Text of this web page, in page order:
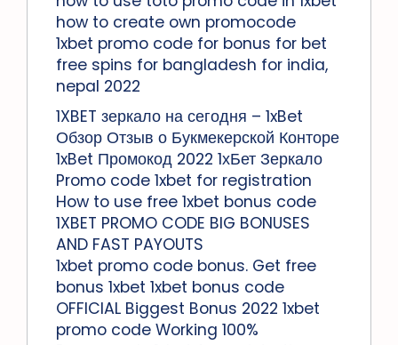
how to create own promocode
1xbet promo code for bonus for bet
free spins for bangladesh for india,
nepal 2022
1XBET зеркало на сегодня – 1xBet
Обзор Отзыв о Букмекерской Конторе
1xBet Промокод 2022 1хБет Зеркало
Promo code 1xbet for registration
How to use free 1xbet bonus code
1XBET PROMO CODE BIG BONUSES
AND FAST PAYOUTS
1xbet promo code bonus. Get free
bonus 1xbet 1xbet bonus code
OFFICIAL Biggest Bonus 2022 1xbet
promo code Working 100%